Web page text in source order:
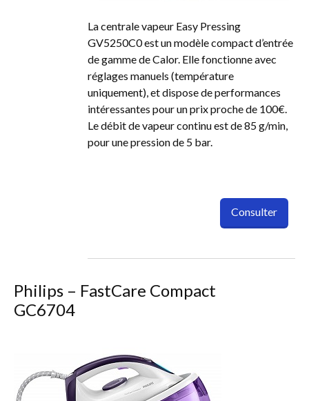
La centrale vapeur Easy Pressing
GV5250C0 est un modèle compact d’entrée
de gamme de Calor. Elle fonctionne avec
réglages manuels (température
uniquement), et dispose de performances
intéressantes pour un prix proche de 100€.
Le débit de vapeur continu est de 85 g/min,
pour une pression de 5 bar.
Consulter
Philips – FastCare Compact
GC6704